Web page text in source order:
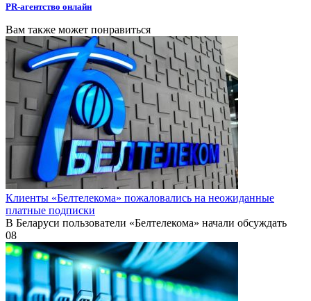
PR-агентство онлайн
Вам также может понравиться
Клиенты «Белтелекома» пожаловались на неожиданные
платные подписки
В Беларуси пользователи «Белтелекома» начали обсуждать
08